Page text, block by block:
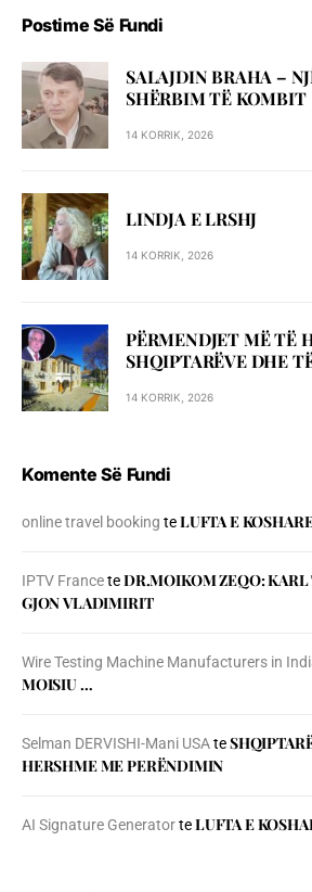
Postime Së Fundi
SALAJDIN BRAHA –
SHЁRBIM TЁ KOMBIT
14 KORRIK, 2026
LINDJA E LRSHJ
14 KORRIK, 2026
PËRMENDJET MË TË
SHQIPTARËVE DHE
14 KORRIK, 2026
Komente Së Fundi
online travel booking teLUFTA E
IPTV FranceteDR.MOIKOM ZEQO:
GJON VLADIMIRIT
Wire Testing Machine Manufacturers in
MOISIU …
Selman DERVISHI-Mani USAte
HERSHME ME PERËNDIMIN
AI Signature GeneratorteLUFTA E